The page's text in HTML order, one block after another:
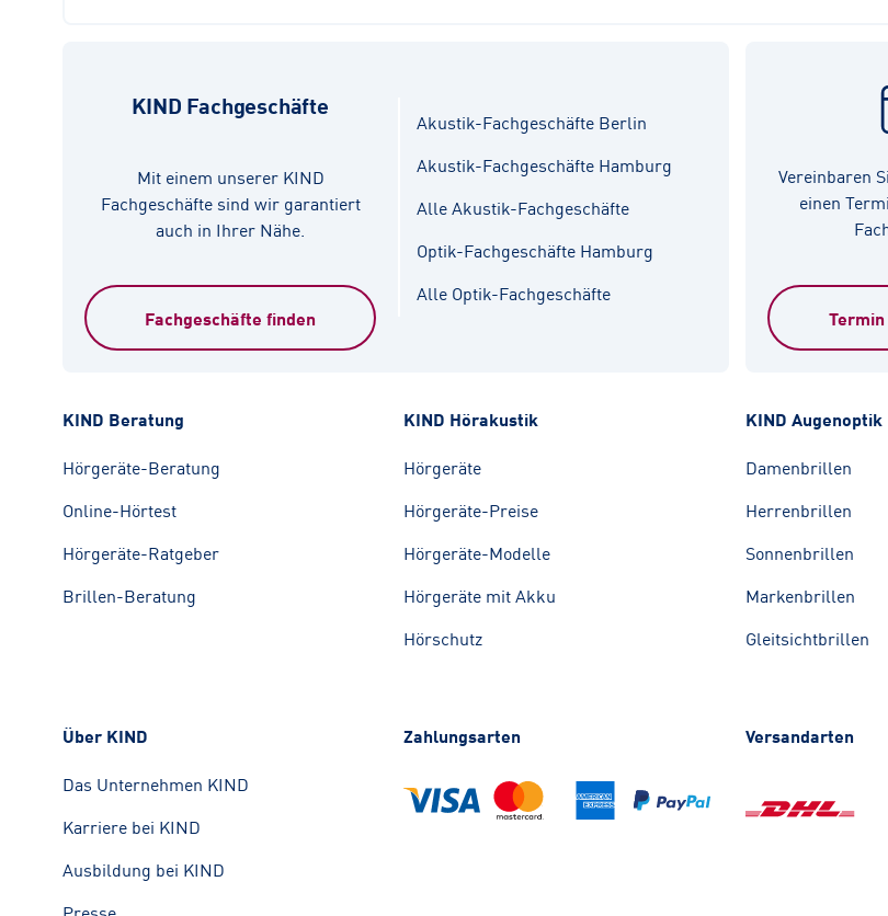
KIND Fachgeschäfte
Mit einem unserer KIND
Fachgeschäfte sind wir garantiert
auch in Ihrer Nähe.
Akustik-Fachgeschäfte Berlin
Akustik-Fachgeschäfte Hamburg
Alle Akustik-Fachgeschäfte
Optik-Fachgeschäfte Hamburg
Alle Optik-Fachgeschäfte
Fachgeschäfte finden
Vereinbaren
einen
KIND Beratung
Hörgeräte-Beratung
Online-Hörtest
Hörgeräte-Ratgeber
Brillen-Beratung
KIND Hörakustik
Hörgeräte
Hörgeräte-Preise
Hörgeräte-Modelle
Hörgeräte mit Akku
Hörschutz
KIND Augenoptik
Damenbrillen
Herrenbrillen
Sonnenbrillen
Markenbrillen
Gleitsichtbrillen
Über KIND
Das Unternehmen KIND
Karriere bei KIND
Ausbildung bei KIND
Zahlungsarten Versandarten